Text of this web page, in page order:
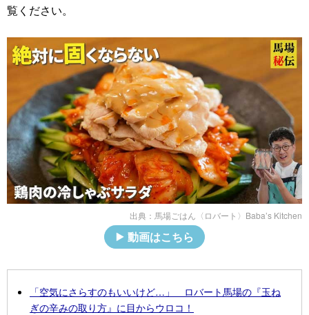
覧ください。
出典： 馬場ごはん〈ロバート〉Baba’s Kitchen
動画はこちら
「空気にさらすのもいいけど…」 ロバート馬場の『玉ね
ぎの辛みの取り方』に目からウロコ！